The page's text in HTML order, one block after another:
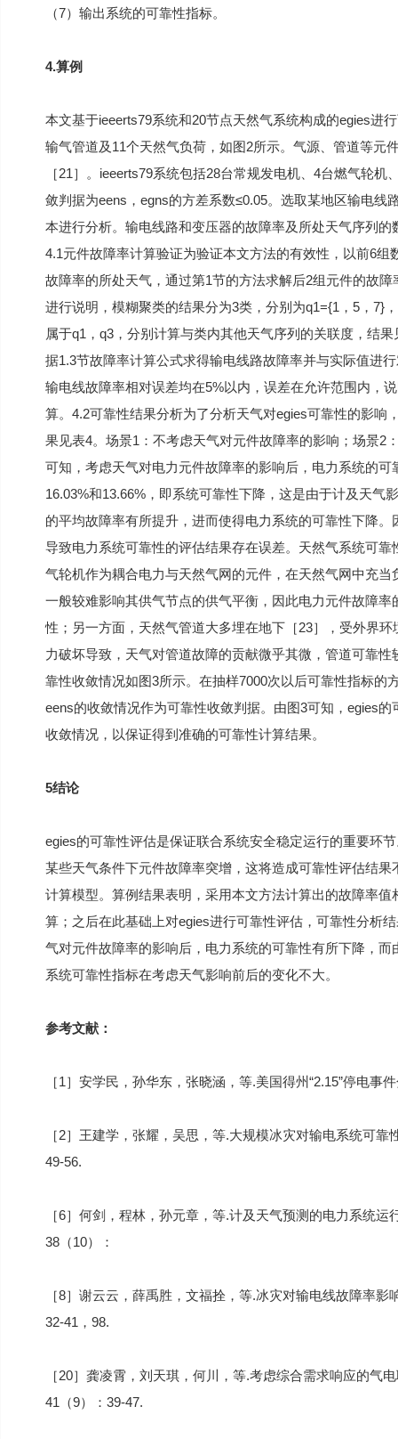
（7）输出系统的可靠性指标。
4.算例
本文基于ieeerts79系统和20节点天然气系统构成的egies进
输气管道及11个天然气负荷，如图2所示。气源、管道等元
［21］。ieeerts79系统包括28台常规发电机、4台燃气轮
敛判据为eens，egns的方差系数≤0.05。选取某地区输电
本进行分析。输电线路和变压器的故障率及所处天气序列
4.1元件故障率计算验证为验证本文方法的有效性，以前6
故障率的所处天气，通过第1节的方法求解后2组元件的故
进行说明，模糊聚类的结果分为3类，分别为q1={1，5，7}
属于q1，q3，分别计算与类内其他天气序列的关联度，结
据1.3节故障率计算公式求得输电线路故障率并与实际值进
输电线故障率相对误差均在5%以内，误差在允许范围内，
算。4.2可靠性结果分析为了分析天气对egies可靠性的影
果见表4。场景1：不考虑天气对元件故障率的影响；场景2
可知，考虑天气对电力元件故障率的影响后，电力系统的
16.03%和13.66%，即系统可靠性下降，这是由于计及天
的平均故障率有所提升，进而使得电力系统的可靠性下降
导致电力系统可靠性的评估结果存在误差。天然气系统可
气轮机作为耦合电力与天然气网的元件，在天然气网中充
一般较难影响其供气节点的供气平衡，因此电力元件故障
性；另一方面，天然气管道大多埋在地下［23］，受外界
力破坏导致，天气对管道故障的贡献微乎其微，管道可靠
靠性收敛情况如图3所示。在抽样7000次以后可靠性指标
eens的收敛情况作为可靠性收敛判据。由图3可知，egies
收敛情况，以保证得到准确的可靠性计算结果。
5结论
egies的可靠性评估是保证联合系统安全稳定运行的重要环
某些天气条件下元件故障率突增，这将造成可靠性评估结
计算模型。算例结果表明，采用本文方法计算出的故障率
算；之后在此基础上对egies进行可靠性评估，可靠性分析
气对元件故障率的影响后，电力系统的可靠性有所下降，
系统可靠性指标在考虑天气影响前后的变化不大。
参考文献：
［1］安学民，孙华东，张晓涵，等.美国得州“2.15”停电
［2］王建学，张耀，吴思，等.大规模冰灾对输电系统可
49-56.
［6］何剑，程林，孙元章，等.计及天气预测的电力系统
38（10）：
［8］谢云云，薛禹胜，文福拴，等.冰灾对输电线故障率
32-41，98.
［20］龚凌霄，刘天琪，何川，等.考虑综合需求响应的气
41（9）：39-47.